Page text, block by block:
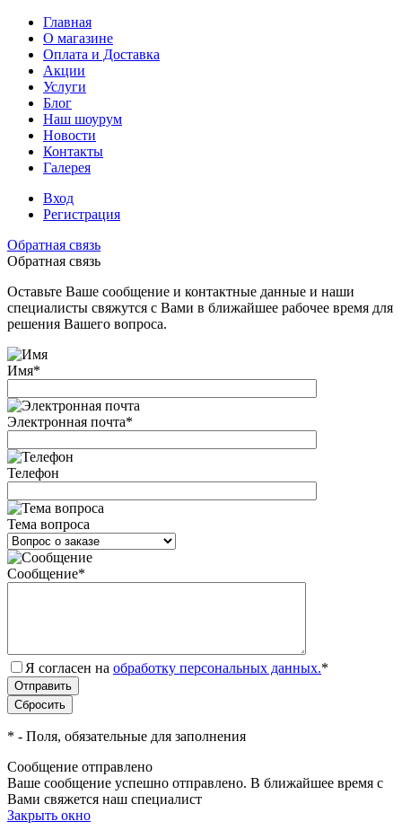
Главная
О магазине
Оплата и Доставка
Акции
Услуги
Блог
Наш шоурум
Новости
Контакты
Галерея
Вход
Регистрация
Обратная связь
Обратная связь
Оставьте Ваше сообщение и контактные данные и наши
специалисты свяжутся с Вами в ближайшее рабочее время для
решения Вашего вопроса.
Имя*
Электронная почта*
Телефон
Тема вопроса
Сообщение*
Я согласен на обработку персональных данных.*
* - Поля, обязательные для заполнения
Сообщение отправлено
Ваше сообщение успешно отправлено. В ближайшее время с
Вами свяжется наш специалист
Закрыть окно